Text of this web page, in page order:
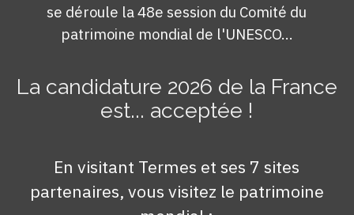
se déroule la 48e session du Comité du
patrimoine mondial de l'UNESCO...
La candidature 2026 de la France
est... acceptée !
En visitant Termes et ses 7 sites
partenaires, vous visitez le patrimoine